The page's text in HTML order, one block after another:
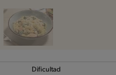
Dificultad